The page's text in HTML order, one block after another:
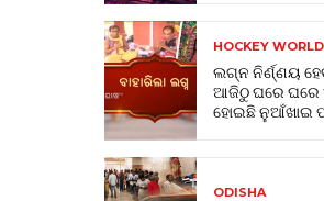
HOCKEY
ଲଗ୍ନ ନିର୍ଣ୍ଣୟ
ଆଜିଠୁ ଘରେ
ହୋଇଛି ନୁଆଁଖାଇ
ODISHA